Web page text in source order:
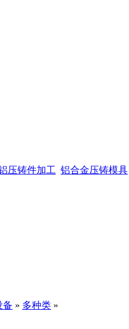
压铸件加工 铝合金压铸模具
备 » 多种类 »